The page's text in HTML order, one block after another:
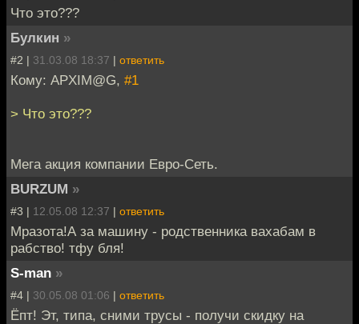
Что это???
Булкин »
#2 | 31.03.08 18:37 | ответить
Кому: APXIM@G, #1
> Что это???
Мега акция компании Евро-Сеть.
BURZUM »
#3 | 12.05.08 12:37 | ответить
Мразота!А за машину - родственника вахабам в
рабство! тфу бля!
S-man »
#4 | 30.05.08 01:06 | ответить
Ёпт! Эт, типа, сними трусы - получи скидку на